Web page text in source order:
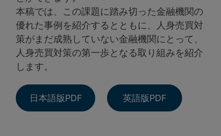
本稿では、この課題に踏み切った金融機関の
優れた事例を紹介するとともに、人身売買対
策がまだ成熟していない金融機関にとって、
人身売買対策の第一歩となる取り組みを紹介
します。
日本語版PDF 英語版PDF